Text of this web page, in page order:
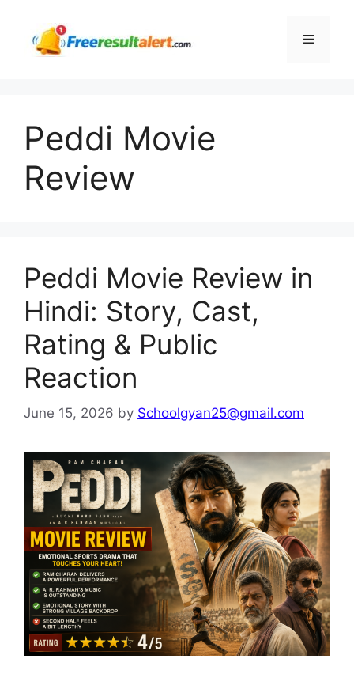
content
Menu
Peddi Movie
Review
Peddi Movie Review in
Hindi: Story, Cast,
Rating & Public
Reaction
June 15, 2026 by Schoolgyan25@gmail.com